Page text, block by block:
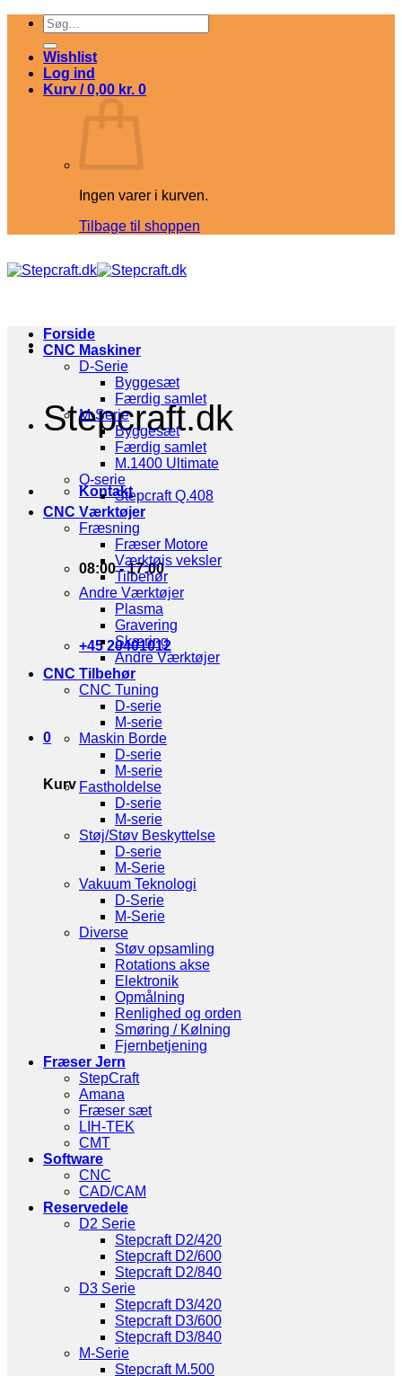
Fortsæt
indhold
Søg
efter:
Wishlist
Log ind
Kurv /0,00 kr. 0
Ingen varer i kurven.
Tilbage til shoppen
Stepcraft.dk
Kontakt
08:00 - 17:00
+45 20401012
0
Kurv
Forside
CNC Maskiner
D-Serie
Byggesæt
Færdig samlet
M-Serie
Byggesæt
Færdig samlet
M.1400 Ultimate
Q-serie
Stepcraft Q.408
CNC Værktøjer
Fræsning
Fræser Motore
Værktøjs veksler
Tilbehør
Andre Værktøjer
Plasma
Gravering
Skæring
Andre Værktøjer
CNC Tilbehør
CNC Tuning
D-serie
M-serie
Maskin Borde
D-serie
M-serie
Fastholdelse
D-serie
M-serie
Støj/Støv Beskyttelse
D-serie
M-Serie
Vakuum Teknologi
D-Serie
M-Serie
Diverse
Støv opsamling
Rotations akse
Elektronik
Opmålning
Renlighed og orden
Smøring / Kølning
Fjernbetjening
Fræser Jern
StepCraft
Amana
Fræser sæt
LIH-TEK
CMT
Software
CNC
CAD/CAM
Reservedele
D2 Serie
Stepcraft D2/420
Stepcraft D2/600
Stepcraft D2/840
D3 Serie
Stepcraft D3/420
Stepcraft D3/600
Stepcraft D3/840
M-Serie
Stepcraft M.500